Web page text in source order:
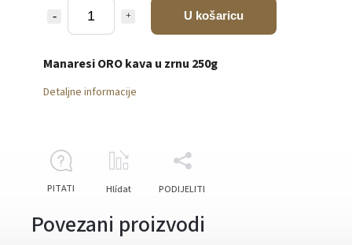
U košaricu
Manaresi ORO kava u zrnu 250g
Detaljne informacije
PITATI Hlídat PODIJELITI
Povezani proizvodi